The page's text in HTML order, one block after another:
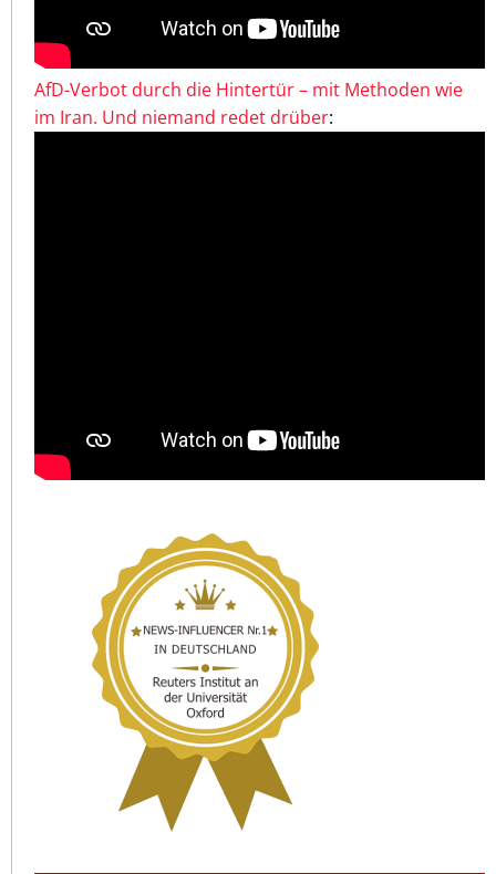
AfD-Verbot durch die Hintertür – mit Methoden wie
im Iran. Und niemand redet drüber: